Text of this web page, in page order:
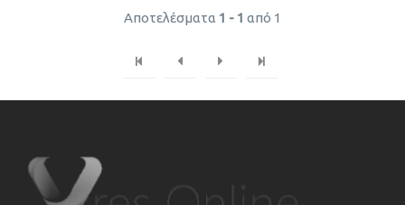
Αποτελέσματα 1 - 1 από 1